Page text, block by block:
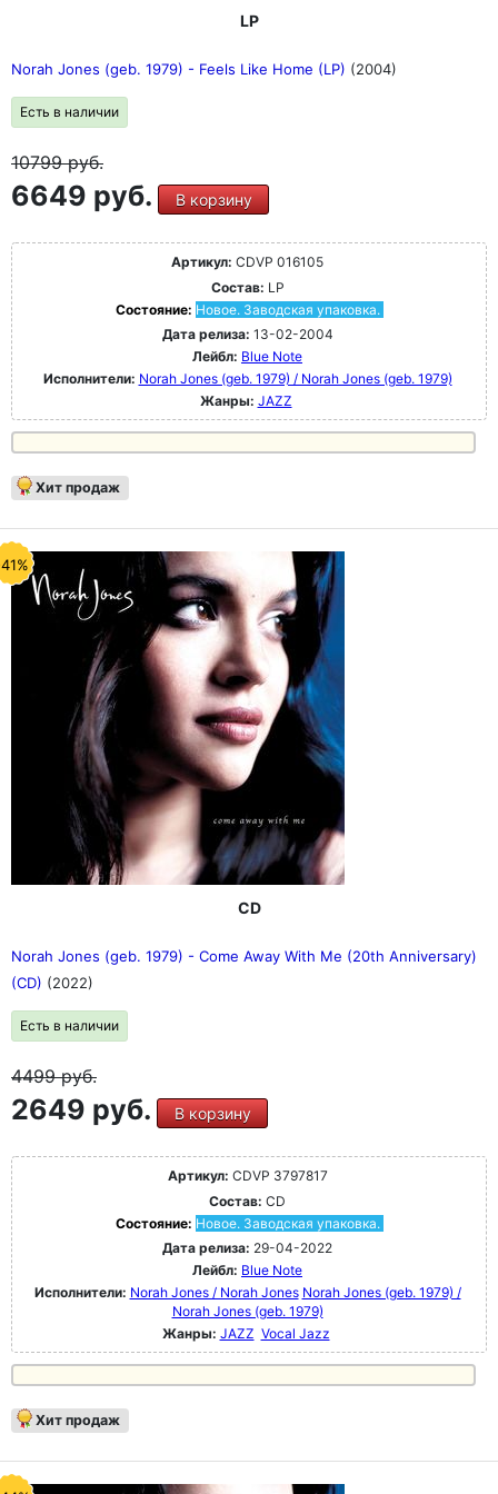
LP
Norah Jones (geb. 1979) - Feels Like Home (LP) (2004)
Есть в наличии
10799руб.
6649 руб. В корзину
Артикул: CDVP 016105
Состав: LP
Состояние: Новое. Заводская упаковка.
Дата релиза: 13-02-2004
Лейбл: Blue Note
Исполнители: Norah Jones (geb. 1979) / Norah Jones (geb. 1979)
Жанры: JAZZ
Хит продаж
CD
Norah Jones (geb. 1979) - Come Away With Me (20th Anniversary)
(CD) (2022)
Есть в наличии
4499руб.
2649 руб. В корзину
Артикул: CDVP 3797817
Состав: CD
Состояние: Новое. Заводская упаковка.
Дата релиза: 29-04-2022
Лейбл: Blue Note
Исполнители: Norah Jones / Norah Jones Norah Jones (geb. 1979) /
Norah Jones (geb. 1979)
Жанры: JAZZ Vocal Jazz
Хит продаж